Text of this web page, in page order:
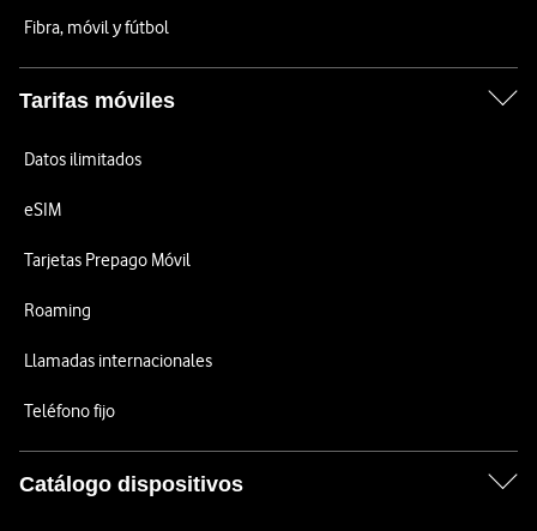
Fibra, móvil y fútbol
Tarifas móviles
Datos ilimitados
eSIM
Tarjetas Prepago Móvil
Roaming
Llamadas internacionales
Teléfono fijo
Catálogo dispositivos